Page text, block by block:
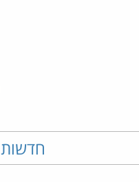
חדשות